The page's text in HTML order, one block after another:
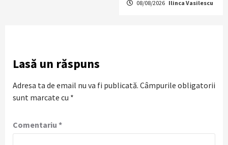
08/08/2026 Ilinca Vasilescu
Lasă un răspuns
Adresa ta de email nu va fi publicată. Câmpurile obligatorii
sunt marcate cu *
Comentariu *